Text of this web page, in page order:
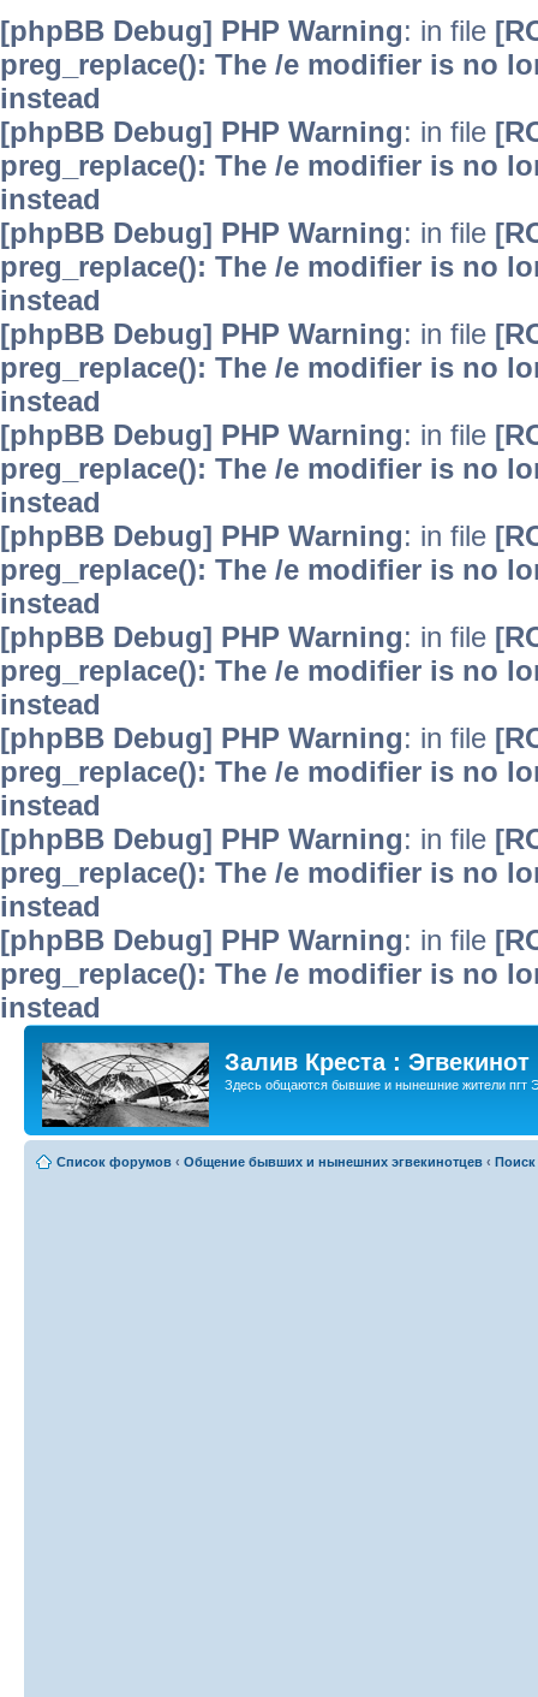
[phpBB Debug] PHP Warning: in file
preg_replace(): The /e modifier is no
instead
[phpBB Debug] PHP Warning: in file
preg_replace(): The /e modifier is no
instead
[phpBB Debug] PHP Warning: in file
preg_replace(): The /e modifier is no
instead
[phpBB Debug] PHP Warning: in file
preg_replace(): The /e modifier is no
instead
[phpBB Debug] PHP Warning: in file
preg_replace(): The /e modifier is no
instead
[phpBB Debug] PHP Warning: in file
preg_replace(): The /e modifier is no
instead
[phpBB Debug] PHP Warning: in file
preg_replace(): The /e modifier is no
instead
[phpBB Debug] PHP Warning: in file
preg_replace(): The /e modifier is no
instead
[phpBB Debug] PHP Warning: in file
preg_replace(): The /e modifier is no
instead
[phpBB Debug] PHP Warning: in file
preg_replace(): The /e modifier is no
instead
Залив Креста : Эгвекинот
Здесь общаются бывшие и нынешние жители пгт
Список форумов ‹ Общение бывших и нынешних эгвекинотцев ‹ Поиск